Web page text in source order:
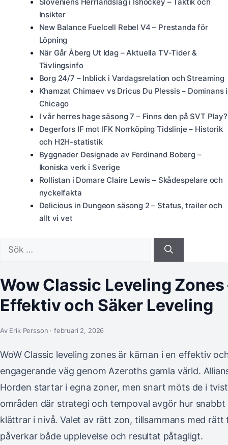
Insikter
New Balance Fuelcell Rebel V4 – Prestanda för
Löpning
När Går Åberg Ut Idag – Aktuella TV-Tider &
Tävlingsinfo
Borg 24/7 – Inblick i Vardagsrelation och Streaming
Khamzat Chimaev vs Dricus Du Plessis – Dominans i
Chicago
I vår herres hage säsong 7 – Finns den på SVT Play?
Degerfors IF mot IFK Norrköping Tidslinje – Historik
och H2H-statistik
Byggnader Designade av Ferdinand Boberg –
Ikoniska verk i Sverige
Rollistan i Domare Claire Lewis – Skådespelare och
nyckelfakta
Delicious in Dungeon säsong 2 – Status, trailer och
allt vi vet
efter:
Wow Classic Leveling Zones
Effektiv och Säker Leveling
Av Erik Persson · februari 2, 2026
WoW Classic leveling zones är kärnan i en effektiv
engagerande väg genom Azeroths gamla värld.
Horden startar i egna zoner, men snart möts de i
områden där strategi och tempoval avgör hur snabbt
klättrar i nivå. Valet av rätt zon, tillsammans med rätt
påverkar både upplevelse och resultat påtagligt.